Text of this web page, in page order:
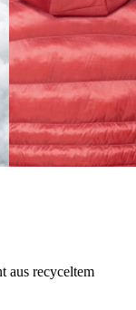
aus recyceltem